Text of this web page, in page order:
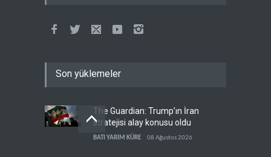
Son yüklemeler
The Guardian: Trump’ın İran
stratejisi alay konusu oldu
BATI YARIM KÜRE 08 Ağustos 2026